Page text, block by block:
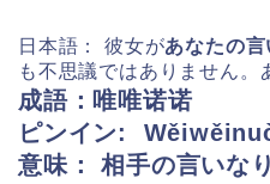
日本語： 彼女があなたの
も不思議ではありません。
成語：唯唯诺诺
ピンイン:
意味： 相手の言いな